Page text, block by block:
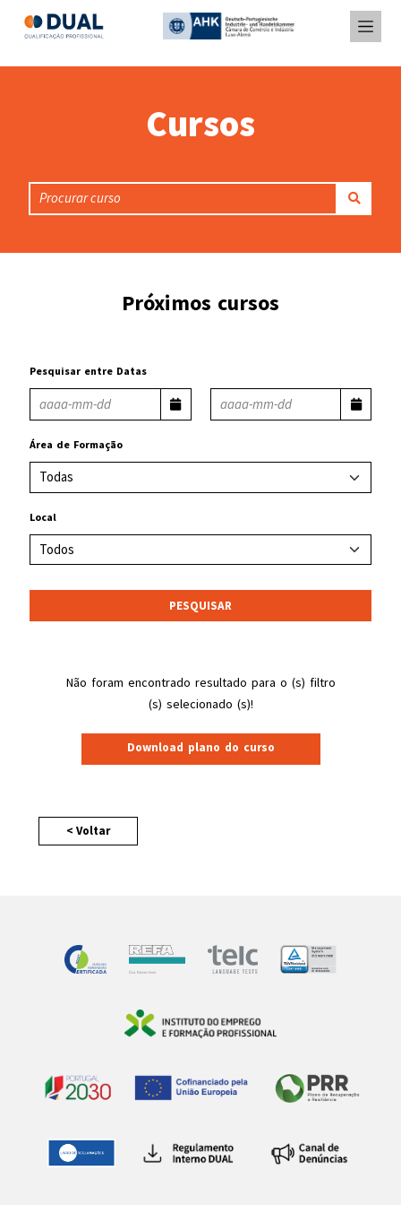
Cursos
Próximos cursos
Pesquisar entre Datas
Área de Formação
Local
PESQUISAR
Não foram encontrado resultado para o (s) filtro
(s) selecionado (s)!
Download plano do curso
< Voltar